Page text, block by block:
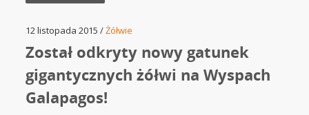
12 listopada 2015 /Żółwie
Został odkryty nowy gatunek
gigantycznych żółwi na Wyspach
Galapagos!